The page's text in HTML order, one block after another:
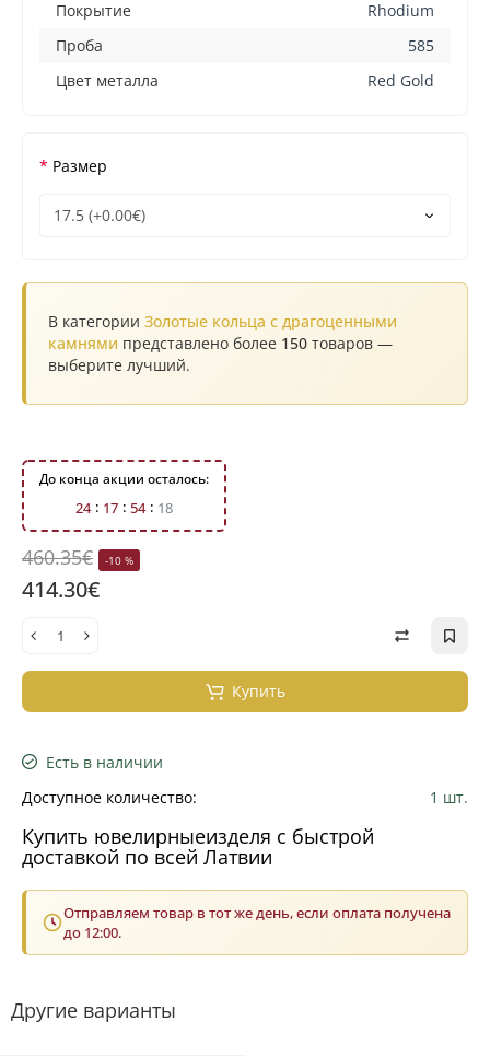
Покрытие
Rhodium
Проба
585
Цвет металла
Red Gold
Размер
В категории Золотые кольца с драгоценными
камнями представлено более 150 товаров —
выберите лучший.
До конца акции осталось:
24 17 54 18
460.35€ -10 %
414.30€
Купить
Есть в наличии
Доступное количество:
1 шт.
Купить ювелирныеизделя с быстрой
доставкой по всей Латвии
Отправляем товар в тот же день, если оплата получена
до 12:00.
Другие варианты